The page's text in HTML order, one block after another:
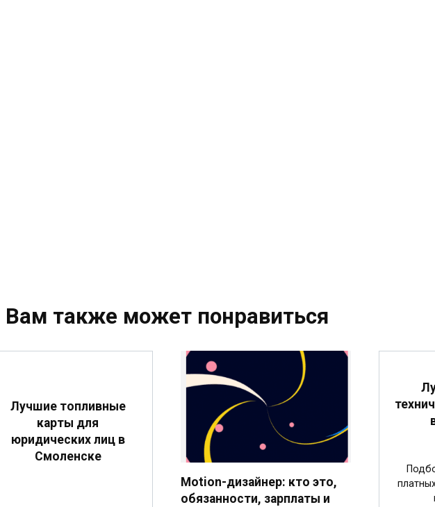
Вам также может понравиться
Лучшие топливные
карты для
юридических лиц в
Смоленске
Motion-дизайнер: кто это,
обязанности, зарплаты и